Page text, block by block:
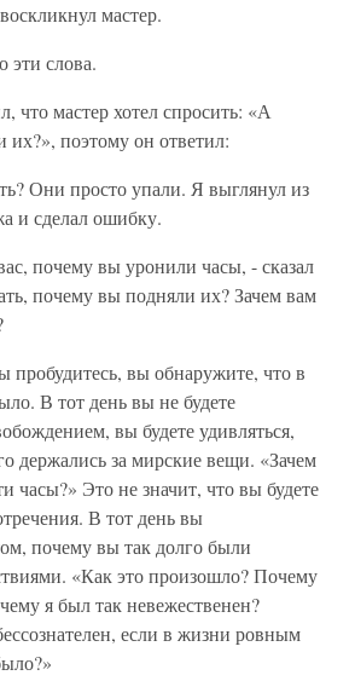
мастер.
эти слова.
что мастер хотел спросить: «А
поэтому он ответил:
Они просто упали. Я выглянул из
и сделал ошибку.
почему вы уронили часы, - сказал
почему вы подняли их? Зачем вам
пробудитесь, вы обнаружите, что в
В тот день вы не будете
вы будете удивляться,
держались за мирские вещи. «Зачем
часы?» Это не значит, что вы будете
В тот день вы
почему вы так долго были
«Как это произошло? Почему
я был так невежественен?
если в жизни ровным